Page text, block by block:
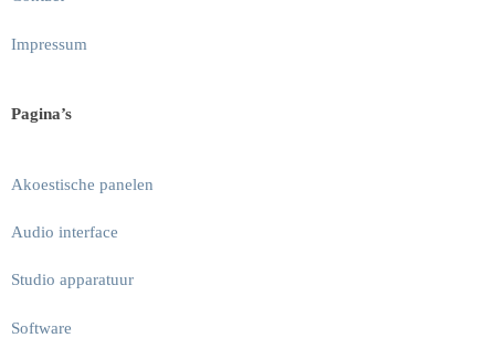
Impressum
Pagina’s
Akoestische panelen
Audio interface
Studio apparatuur
Software